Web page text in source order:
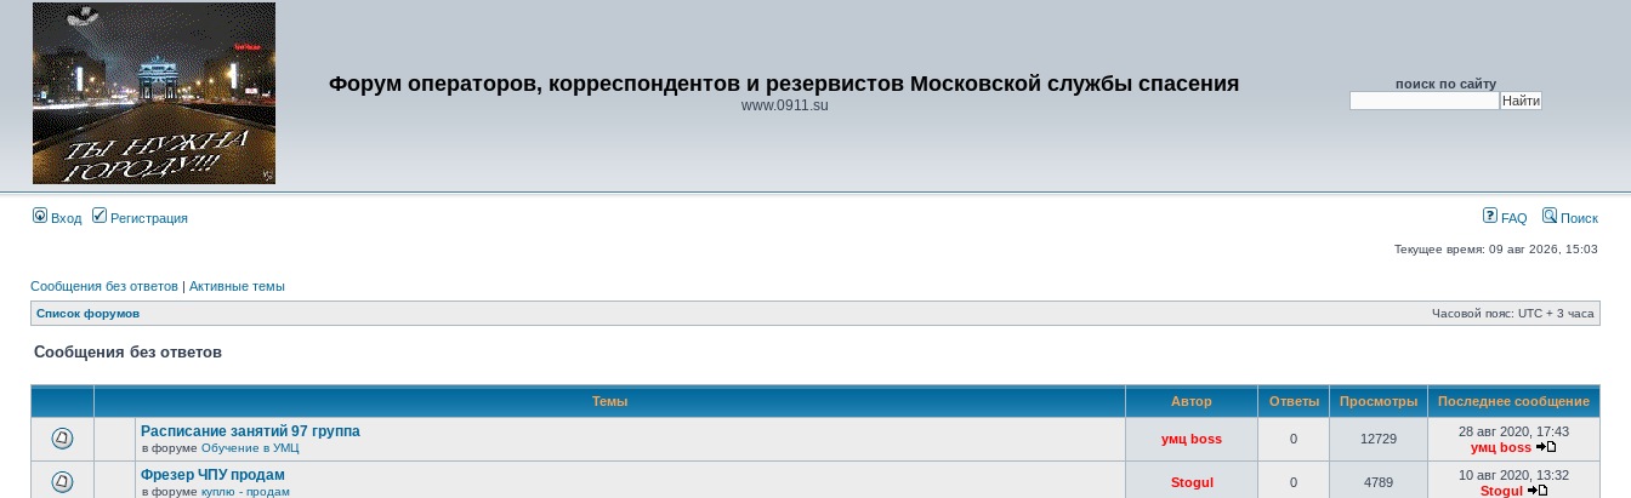
Форум операторов, корреспондентов и резервистов Московской службы спасения
www.0911.su
поиск по сайту
Вход Регистрация FAQ Поиск
Текущее время: 09 авг 2026, 15:03
Сообщения без ответов | Активные темы
Список форумов Часовой пояс: UTC + 3 часа
Сообщения без ответов
Темы Автор Ответы Просмотры Последнее сообщение
Расписание занятий 97 группа
в форуме Обучение в УМЦ
умц boss 0 12729
28 авг 2020, 17:43
умц boss
Фрезер ЧПУ продам
в форуме куплю - продам
Stogul 0 4789
10 авг 2020, 13:32
Stogul